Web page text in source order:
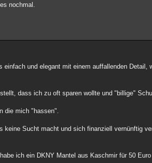
nochmal.
und elegant mit einem auffallenden Detail,
dass ich zu oft sparen wollte und "billige"
die mich "hassen".
Sucht macht und sich finanziell vernünftig
ich ein DKNY Mantel aus Kaschmir für 50